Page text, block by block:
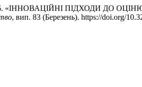
«ІННОВАЦІЙНІ ПІДХОДИ ДО
, вип. 83 (Березень). https://doi.org/